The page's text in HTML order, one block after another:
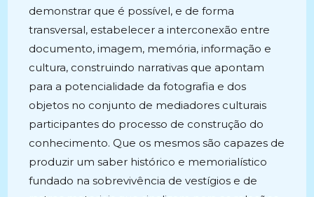
demonstrar que é possível, e de forma
transversal, estabelecer a interconexão entre
documento, imagem, memória, informação e
cultura, construindo narrativas que apontam
para a potencialidade da fotografia e dos
objetos no conjunto de mediadores culturais
participantes do processo de construção do
conhecimento. Que os mesmos são capazes de
produzir um saber histórico e memorialístico
fundado na sobrevivência de vestígios e de